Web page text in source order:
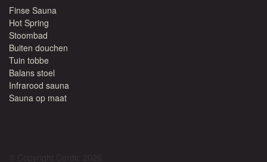
Finse Sauna
Hot Spring
Stoombad
Buiten douchen
Tuin tobbe
Balans stoel
Infrarood sauna
Sauna op maat